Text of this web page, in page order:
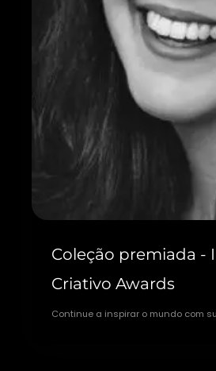
Coleção premiada -
Criativo Awards
Continue a inspirar o mundo com